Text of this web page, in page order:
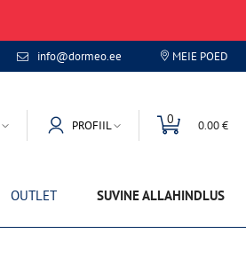
info@dormeo.ee MEIE POED
PROFIIL 0 0.00 €
OUTLET SUVINE ALLAHINDLUS